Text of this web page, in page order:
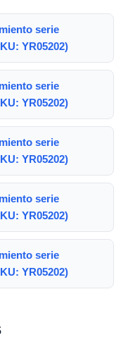
serie
YR05202)
serie
YR05202)
serie
YR05202)
serie
YR05202)
serie
YR05202)